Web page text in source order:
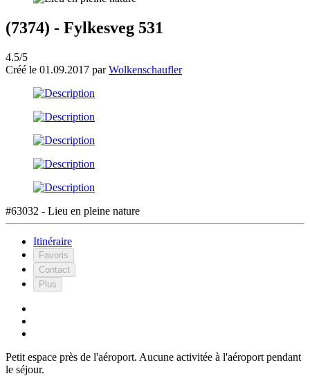
(7374) - Fylkesveg 531
4.5/5
Créé le 01.09.2017 parWolkenschaufler
#63032 - Lieu en pleine nature
Itinéraire
Favoris
Contact
Plus
Petit espace près de l'aéroport. Aucune activitée à l'aéroport pendant
le séjour.